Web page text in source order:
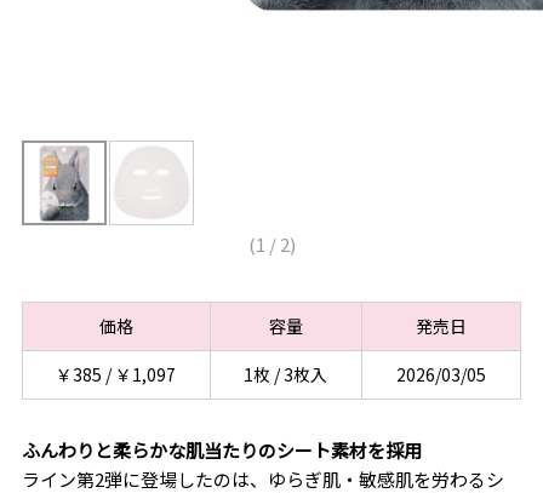
(1 /2)
価格 容量
発売日
￥385 / ￥1,097
1枚 / 3枚入 2026/03/05
ふんわりと柔らかな肌当たりのシート素材を採用
ライン第2弾に登場したのは、ゆらぎ肌・敏感肌を労わるシ